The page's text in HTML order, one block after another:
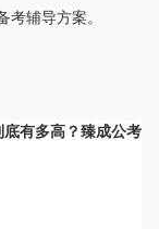
考辅导方案。
有多高？臻成公考